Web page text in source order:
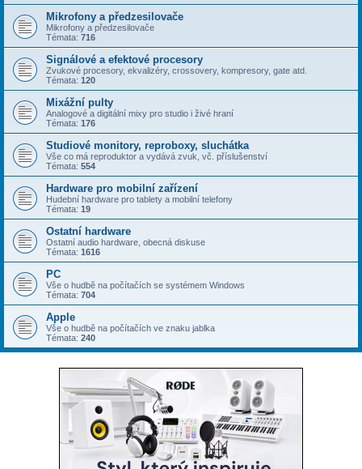
Mikrofony a předzesilovače
Mikrofony a předzesilovače
Témata: 716
Signálové a efektové procesory
Zvukové procesory, ekvalizéry, crossovery, kompresory, gate atd.
Témata: 120
Mixážní pulty
Analogové a digitální mixy pro studio i živé hraní
Témata: 176
Studiové monitory, reproboxy, sluchátka
Vše co má reproduktor a vydává zvuk, vč. příslušenství
Témata: 554
Hardware pro mobilní zařízení
Hudební hardware pro tablety a mobilní telefony
Témata: 19
Ostatní hardware
Ostatní audio hardware, obecná diskuse
Témata: 1616
PC
Vše o hudbě na počítačích se systémem Windows
Témata: 704
Apple
Vše o hudbě na počítačích ve znaku jablka
Témata: 240